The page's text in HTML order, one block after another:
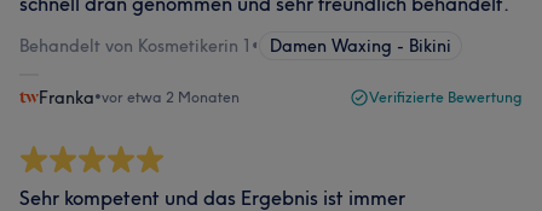
Behandelt von Kosmetikerin 1 • Damen Waxing - Bikini
Franka•vor etwa 2 Monaten Verifizierte Bewertung
Sehr kompetent und das Ergebnis ist immer